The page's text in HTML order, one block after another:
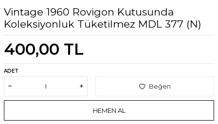
Vintage 1960 Rovigon Kutusunda
Koleksiyonluk Tüketilmez MDL 377 (N)
400,00 TL
ADET
Beğen
HEMEN AL